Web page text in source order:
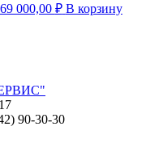
69 000,00 ₽ В корзину
90-30-30